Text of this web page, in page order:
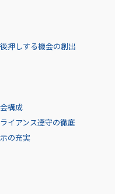
押しする機会の創出
構成
イアンス遵守の徹底
の充実